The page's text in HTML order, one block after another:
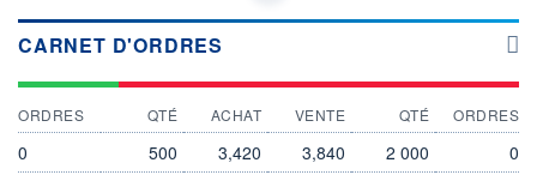
Cotation sur les autres places
CARNET D'ORDRES
ORDRES QTÉ ACHAT VENTE QTÉ ORDRES
0 500 3,420 3,840 2 000 0